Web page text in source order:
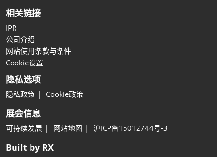
相关链接
IPR
公司介绍
网站使用条款与条件
Cookie设置
隐私选项
隐私政策 Cookie政策
展会信息
可持续发展 网站地图 沪ICP备15012744号-3
Built by RX